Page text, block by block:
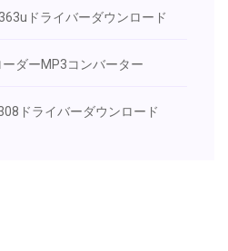
ドライバーダウンロード
ダーMP3コンバーター
ドライバーダウンロード